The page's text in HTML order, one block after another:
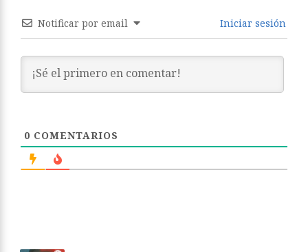
Notificar por email Iniciar sesión
0 COMENTARIOS